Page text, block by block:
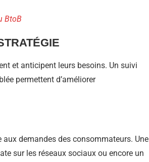
BtoB
et anticipent leurs besoins. Un suivi
permettent d’améliorer
demandes des consommateurs. Une
sur les réseaux sociaux ou encore un